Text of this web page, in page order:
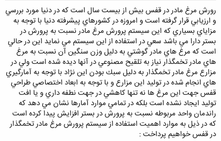
ه
م
و
ض
و
ع
ع
رورش مرغ مادر در قفس بيش از بيست سال است كه در دنيا مورد بررسي
و ارزيابي قرار گرفته است و امروزه در كشورهاي پيشرفته دنيا با توجه به
مزاياي بسياري كه اين سيستم پرورش مرغ مادر نسبت به پرورش در
بستر دارا مي باشد سعي در استفاده از اين سيستم مي نمايد اين در حالي
است كه مرغ هاي مادر گوشتي به دليل وزن سنگين آن نسبت به مرغ
هاي مادر تخمگذار نياز به تلقيح مصنوعي در آنها ديده شده است ولي در
مزارع مرغ مادر تخمگذار به دليل سبك بودن اين نژاد با توجه به آمارگيري
هاي انجام شده در توليد اين مزارع و با توجه به ابعاد اختصاصي طراحي
قفس جهت اين مرغ ها نه تنها كاهشي در جهت نطفه داري و يا افت
توليد ايجاد نشده است بلكه در تمامي موارد آمارها نشان مي دهد كه
راندمان واحد مربوطه نسبت به پرورش در بستر افزايش پيدا كرده است
كه در ذيل به موارد اهميت استفاده از سيستم پرورش مرغ مادر تخمگذار
در قفس خواهيم پرداخت :